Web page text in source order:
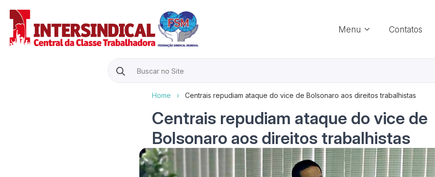
Menu Contatos
Search
for:
Home › Centrais repudiam ataque do vice de Bolsonaro aos direitos trabalhistas
Centrais repudiam ataque do vice de
Bolsonaro aos direitos trabalhistas